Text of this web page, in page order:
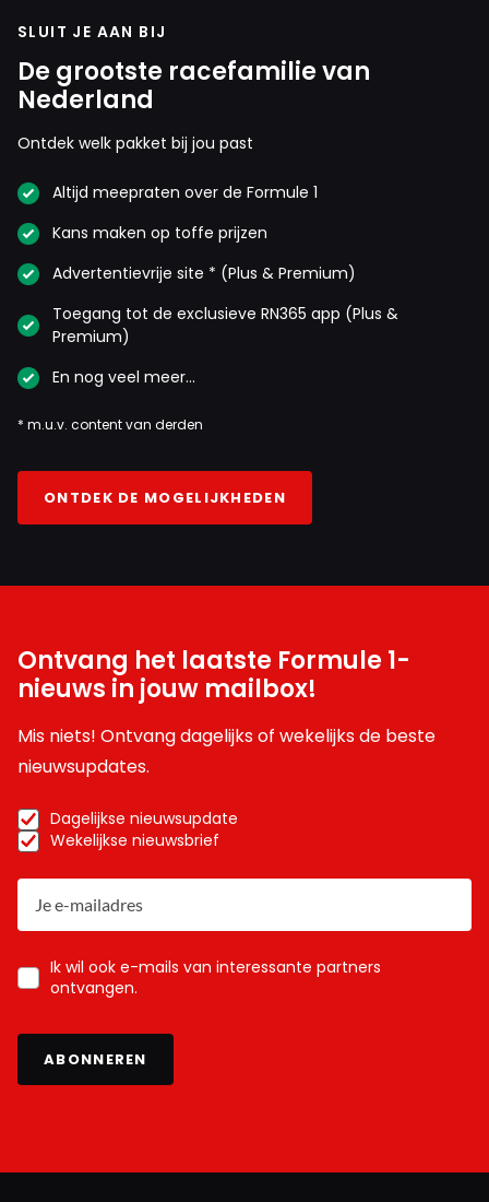
SLUIT JE AAN BIJ
De grootste racefamilie van
Nederland
Ontdek welk pakket bij jou past
Altijd meepraten over de Formule 1
Kans maken op toffe prijzen
Advertentievrije site * (Plus & Premium)
Toegang tot de exclusieve RN365 app (Plus &
Premium)
En nog veel meer…
* m.u.v. content van derden
ONTDEK DE MOGELIJKHEDEN
Ontvang het laatste Formule 1-
nieuws in jouw mailbox!
Mis niets! Ontvang dagelijks of wekelijks de beste
nieuwsupdates.
Dagelijkse nieuwsupdate
Wekelijkse nieuwsbrief
Ik wil ook e-mails van interessante partners
ontvangen.
ABONNEREN